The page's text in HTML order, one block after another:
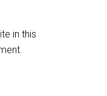
in this